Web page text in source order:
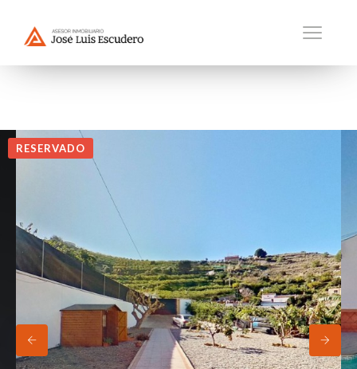
RESERVADO